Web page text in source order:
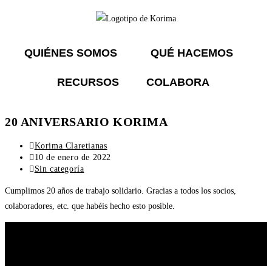
QUIÉNES SOMOS QUÉ HACEMOS
RECURSOS COLABORA
20 ANIVERSARIO KORIMA
Korima Claretianas
10 de enero de 2022
Sin categoría
Cumplimos 20 años de trabajo solidario. Gracias a todos los socios,
colaboradores, etc. que habéis hecho esto posible.